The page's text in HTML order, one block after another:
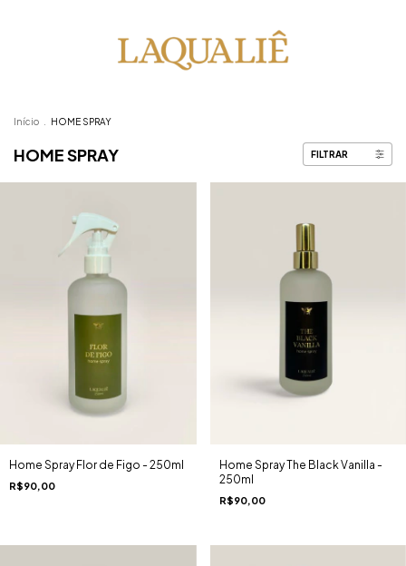
Início HOME SPRAY
HOME SPRAY FILTRAR
Home Spray Flor de Figo - 250ml
R$90,00
Home Spray The Black Vanilla -
250ml
R$90,00